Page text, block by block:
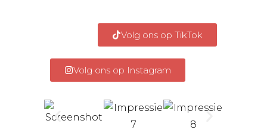
Volg ons op TikTok
Volg ons op Instagram